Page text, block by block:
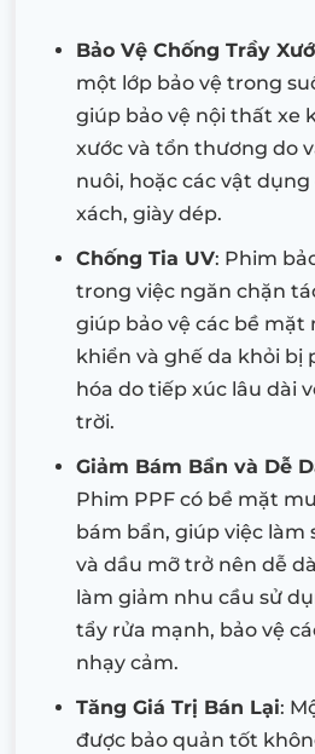
Bảo Vệ Chống Trầy
một lớp bảo vệ trong
giúp bảo vệ nội thất xe
xước và tổn thương do
nuôi, hoặc các vật
xách, giày dép.
Chống Tia UV: Phim
trong việc ngăn chặn
giúp bảo vệ các bề mặt
khiển và ghế da khỏi bị
hóa do tiếp xúc lâu dài
trời.
Giảm Bám Bẩn và Dễ
Phim PPF có bề mặt
bám bẩn, giúp việc làm
và dầu mỡ trở nên dễ
làm giảm nhu cầu sử
tẩy rửa mạnh, bảo vệ
nhạy cảm.
Tăng Giá Trị Bán Lại:
được bảo quản tốt